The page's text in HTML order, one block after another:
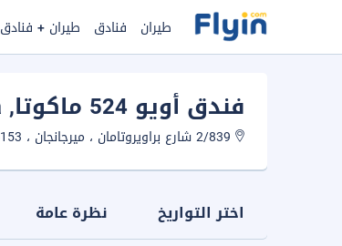
طيران فنادق طيران + فنادق
فندق أويو 524 ماكوتا , Yogyakarta
اختر التواريخ نظرة عامة